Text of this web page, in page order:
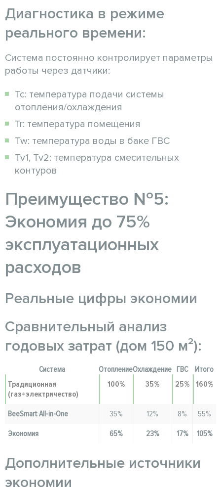
Диагностика в режиме
реального времени:
Система постоянно контролирует параметры
работы через датчики:
Tc: температура подачи системы
отопления/охлаждения
Tr: температура помещения
Tw: температура воды в баке ГВС
Tv1, Tv2: температура смесительных
контуров
Преимущество №5:
Экономия до 75%
эксплуатационных
расходов
Реальные цифры экономии
Сравнительный анализ
годовых затрат (дом 150 м²):
Система ОтоплениеОхлаждение ГВС
Итого
Традиционная
(газ+электричество)
100% 35% 25% 160%
BeeSmart All-in-One 35% 12% 8%
55%
Экономия
65% 23% 17% 105%
Дополнительные источники
экономии